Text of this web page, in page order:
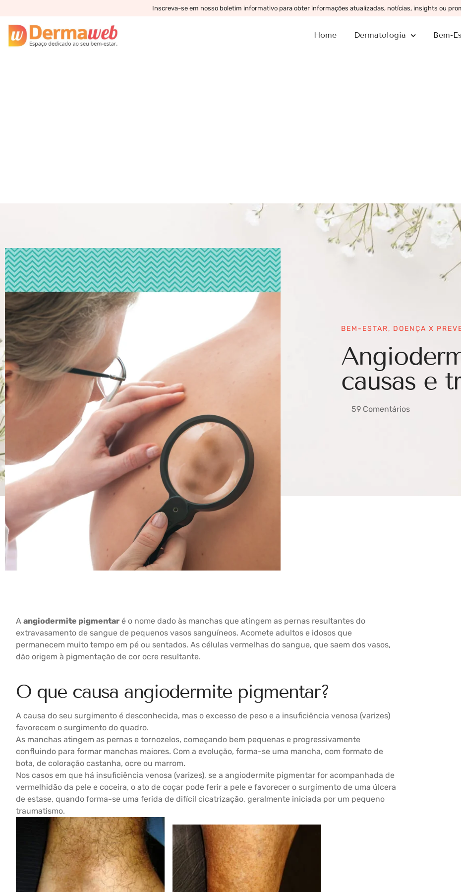
Inscreva-se em nosso boletim informativo para obter informações atualizadas, notícias, insights ou
Home Dermatologia Bem-
BEM-ESTAR, DOENÇA X
causas e
59 Comentários
A angiodermite pigmentar é o nome dado às manchas que atingem as pernas resultantes do
extravasamento de sangue de pequenos vasos sanguíneos. Acomete adultos e idosos que
permanecem muito tempo em pé ou sentados. As células vermelhas do sangue, que saem dos vasos,
dão origem à pigmentação de cor ocre resultante.
O que causa angiodermite pigmentar?
A causa do seu surgimento é desconhecida, mas o excesso de peso e a insuficiência venosa (varizes)
favorecem o surgimento do quadro.
As manchas atingem as pernas e tornozelos, começando bem pequenas e progressivamente
confluindo para formar manchas maiores. Com a evolução, forma-se uma mancha, com formato de
bota, de coloração castanha, ocre ou marrom.
Nos casos em que há insuficiência venosa (varizes), se a angiodermite pigmentar for acompanhada de
vermelhidão da pele e coceira, o ato de coçar pode ferir a pele e favorecer o surgimento de uma úlcera
de estase, quando forma-se uma ferida de difícil cicatrização, geralmente iniciada por um pequeno
traumatismo.